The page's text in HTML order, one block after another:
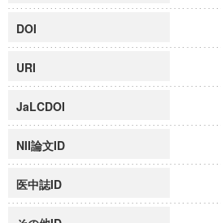
DOI
URI
JaLCDOI
NII論文ID
医中誌ID